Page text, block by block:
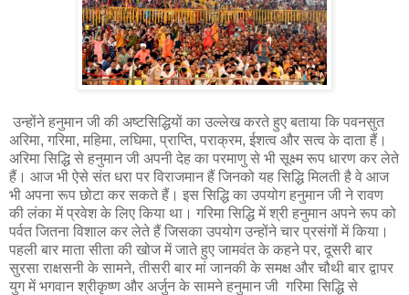
उन्होंने हनुमान जी की अष्टसिद्धियों का उल्लेख करते हुए बताया कि पवनसुत
अरिमा, गरिमा, महिमा, लघिमा, प्राप्ति, पराक्रम, ईशत्व और सत्व के दाता हैं।
अरिमा सिद्धि से हनुमान जी अपनी देह का परमाणु से भी सूक्ष्म रूप धारण कर लेते
हैं। आज भी ऐसे संत धरा पर विराजमान हैं जिनको यह सिद्धि मिलती है वे आज
भी अपना रूप छोटा कर सकते हैं। इस सिद्धि का उपयोग हनुमान जी ने रावण
की लंका में प्रवेश के लिए किया था। गरिमा सिद्धि में श्री हनुमान अपने रूप को
पर्वत जितना विशाल कर लेते हैं जिसका उपयोग उन्होंने चार प्रसंगों में किया।
पहली बार माता सीता की खोज में जाते हुए जामवंत के कहने पर, दूसरी बार
सुरसा राक्षसनी के सामने, तीसरी बार मां जानकी के समक्ष और चौथी बार द्वापर
युग में भगवान श्रीकृष्ण और अर्जुन के सामने हनुमान जी गरिमा सिद्धि से